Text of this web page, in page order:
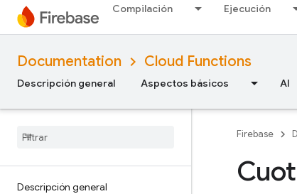
Compilación Ejecución
Documentation Cloud Functions
Descripción general Aspectos básicos AI
Descripción general
Firebase